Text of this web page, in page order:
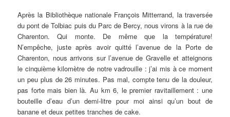
Après la Bibliothèque nationale François Mitterrand, la traversée
du pont de Tolbiac puis du Parc de Bercy, nous virons à la rue de
Charenton. Qui monte. De même que la température!
N’empêche, juste après avoir quitté l’avenue de la Porte de
Charenton, nous arrivons sur l’avenue de Gravelle et atteignons
le cinquième kilomètre de notre vadrouille : j’ai mis à ce moment
un peu plus de 26 minutes. Pas mal, compte tenu de la douleur,
pas forte mais bien là. Au km 6, le premier ravitaillement : une
bouteille d’eau d’un demi-litre pour moi ainsi qu’un bout de
banane et deux petites tranches de cake.